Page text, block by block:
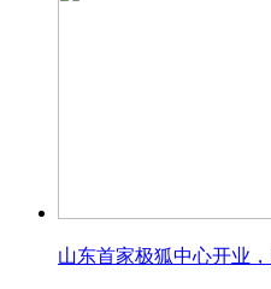
山东首家极狐中心开业